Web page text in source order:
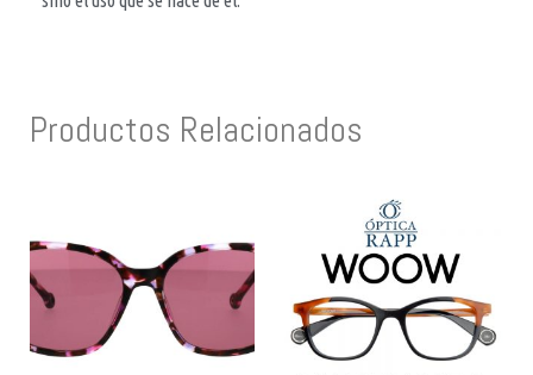
Productos Relacionados